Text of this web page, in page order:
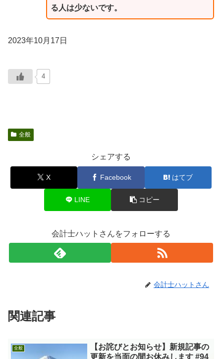
る人は少ないです。
2023年10月17日
4
全般
シェアする
X Facebook はてブ
LINE コピー
会計士ハットさんをフォローする
会計士ハットさん
関連記事
全般
【お詫びとお知らせ】新規記事の
更新を当面の間お休みします #94